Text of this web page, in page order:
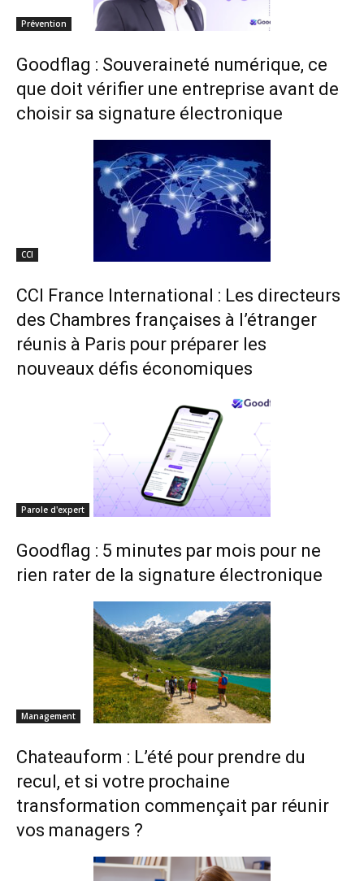
Prévention
Goodflag : Souveraineté numérique, ce
que doit vérifier une entreprise avant de
choisir sa signature électronique
CCI
CCI France International : Les directeurs
des Chambres françaises à l’étranger
réunis à Paris pour préparer les
nouveaux défis économiques
Parole d'expert
Goodflag : 5 minutes par mois pour ne
rien rater de la signature électronique
Management
Chateauform : L’été pour prendre du
recul, et si votre prochaine
transformation commençait par réunir
vos managers ?